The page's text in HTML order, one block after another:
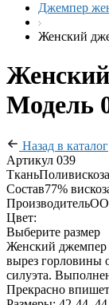
Джемпер
Женский
Модель
Назад в каталог
Артикул 039
Ткань
Состав77%
Производитель
Цвет:
Выберите размер
Женский джемпер
вырез горловины
силуэта.
Прекрасно